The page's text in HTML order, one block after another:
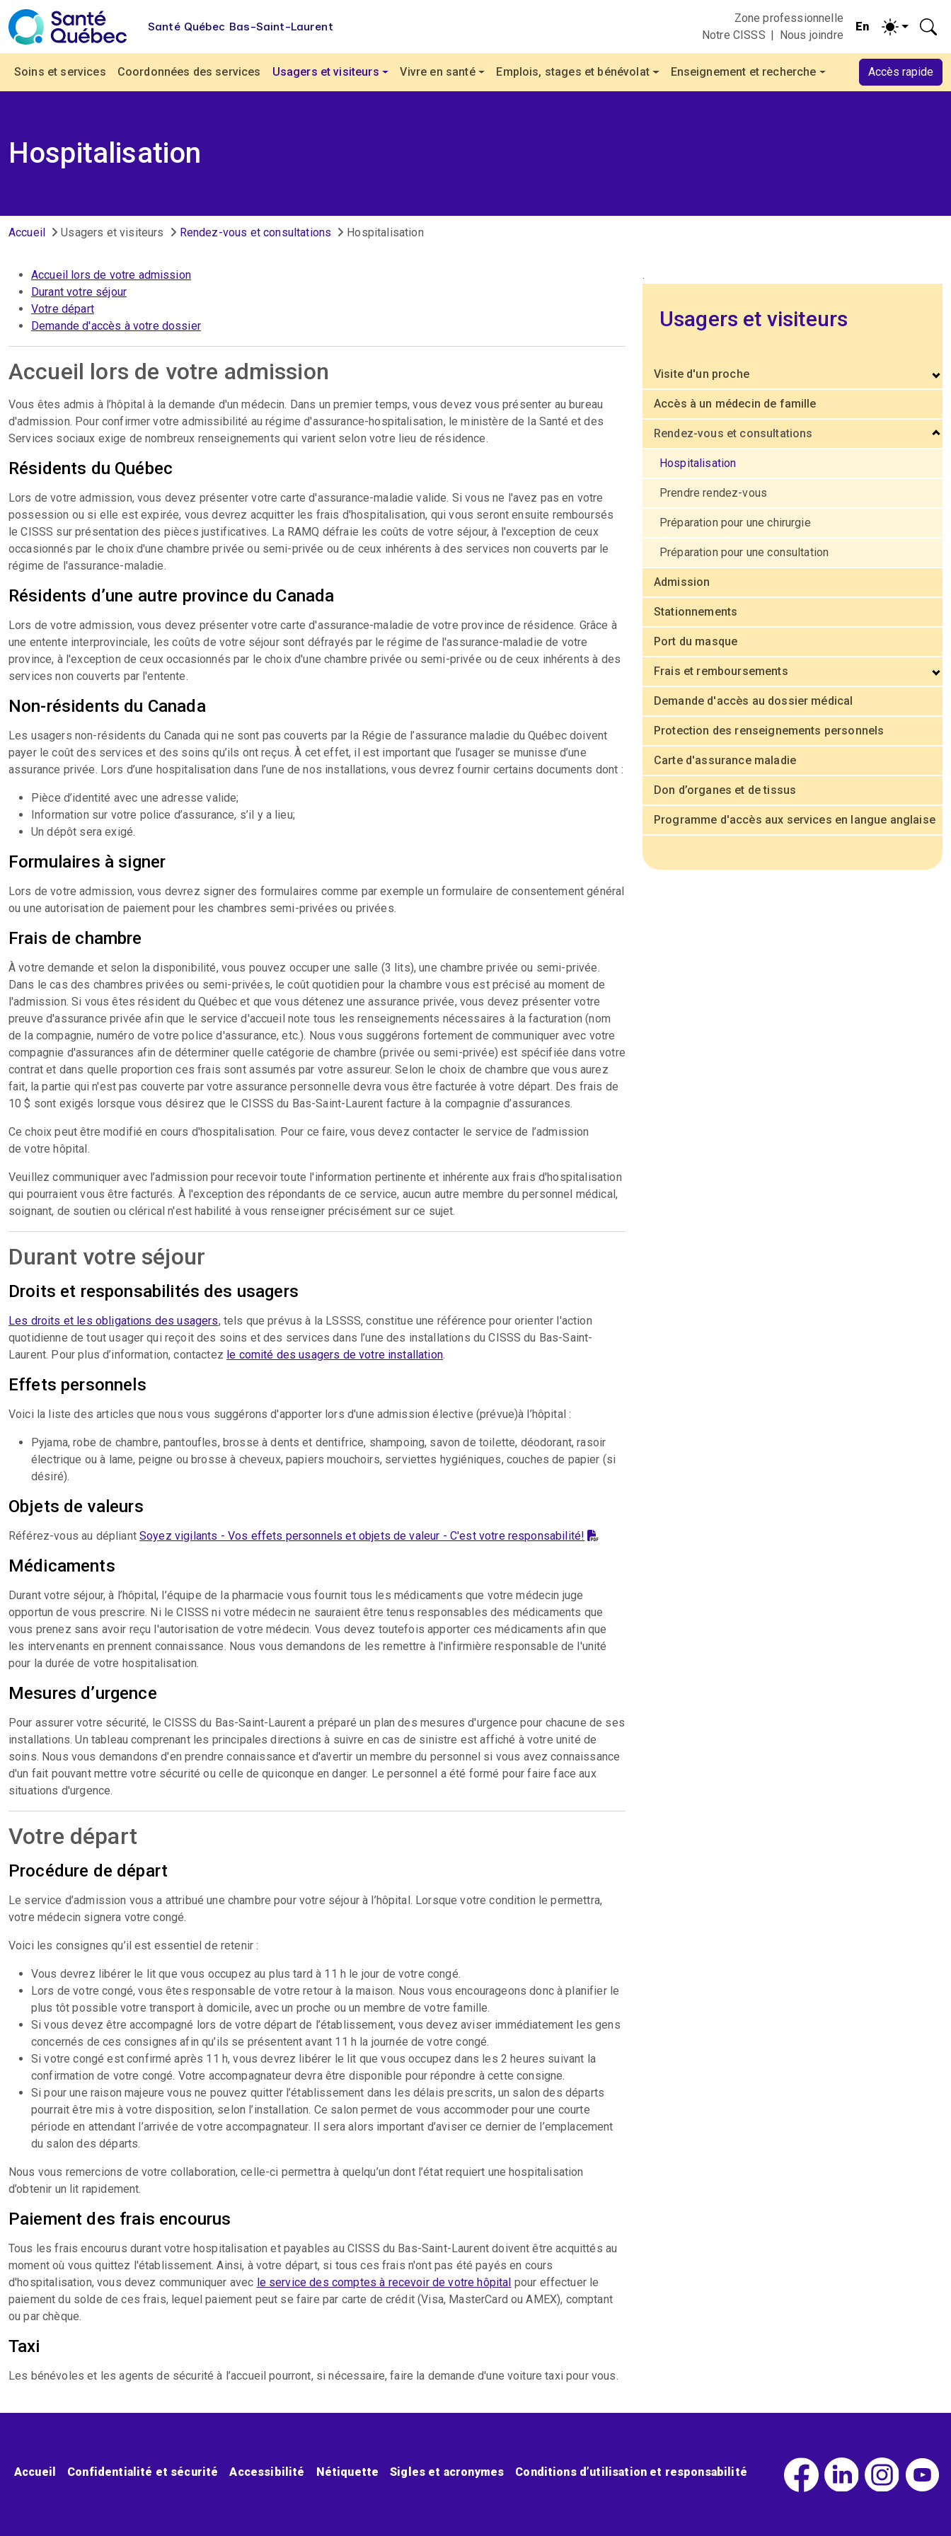
Aller au contenu principal
Santé Québec Bas-Saint-Laurent
Zone professionnelle
Notre CISSS
Nous joindre
Navigation principale
Soins et services Coordonnées des services Usagers et visiteurs Vivre en santé Emplois, stages et bénévolat Enseignement et recherche Accès rapide
Hospitalisation
Fil d'Ariane
Accueil Usagers et visiteurs Rendez-vous et consultations Hospitalisation
Accueil lors de votre admission
Durant votre séjour
Votre départ
Demande d'accès à votre dossier
Accueil lors de votre admission
Vous êtes admis à l’hôpital à la demande d'un médecin. Dans un premier temps, vous devez vous présenter au bureau
d'admission. Pour confirmer votre admissibilité au régime d'assurance-hospitalisation, le ministère de la Santé et des
Services sociaux exige de nombreux renseignements qui varient selon votre lieu de résidence.
Résidents du Québec
Lors de votre admission, vous devez présenter votre carte d'assurance-maladie valide. Si vous ne l'avez pas en votre
possession ou si elle est expirée, vous devrez acquitter les frais d'hospitalisation, qui vous seront ensuite remboursés
le CISSS sur présentation des pièces justificatives. La RAMQ défraie les coûts de votre séjour, à l'exception de ceux
occasionnés par le choix d'une chambre privée ou semi-privée ou de ceux inhérents à des services non couverts par le
régime de l'assurance-maladie.
Résidents d’une autre province du Canada
Lors de votre admission, vous devez présenter votre carte d'assurance-maladie de votre province de résidence. Grâce à
une entente interprovinciale, les coûts de votre séjour sont défrayés par le régime de l'assurance-maladie de votre
province, à l'exception de ceux occasionnés par le choix d'une chambre privée ou semi-privée ou de ceux inhérents à des
services non couverts par l'entente.
Non-résidents du Canada
Les usagers non-résidents du Canada qui ne sont pas couverts par la Régie de l’assurance maladie du Québec doivent
payer le coût des services et des soins qu’ils ont reçus. À cet effet, il est important que l’usager se munisse d’une
assurance privée. Lors d’une hospitalisation dans l’une de nos installations, vous devrez fournir certains documents dont :
Pièce d’identité avec une adresse valide;
Information sur votre police d’assurance, s’il y a lieu;
Un dépôt sera exigé.
Formulaires à signer
Lors de votre admission, vous devrez signer des formulaires comme par exemple un formulaire de consentement général
ou une autorisation de paiement pour les chambres semi-privées ou privées.
Frais de chambre
À votre demande et selon la disponibilité, vous pouvez occuper une salle (3 lits), une chambre privée ou semi-privée.
Dans le cas des chambres privées ou semi-privées, le coût quotidien pour la chambre vous est précisé au moment de
l'admission. Si vous êtes résident du Québec et que vous détenez une assurance privée, vous devez présenter votre
preuve d'assurance privée afin que le service d'accueil note tous les renseignements nécessaires à la facturation (nom
de la compagnie, numéro de votre police d'assurance, etc.). Nous vous suggérons fortement de communiquer avec votre
compagnie d'assurances afin de déterminer quelle catégorie de chambre (privée ou semi-privée) est spécifiée dans votre
contrat et dans quelle proportion ces frais sont assumés par votre assureur. Selon le choix de chambre que vous aurez
fait, la partie qui n'est pas couverte par votre assurance personnelle devra vous être facturée à votre départ. Des frais de
10 $ sont exigés lorsque vous désirez que le CISSS du Bas-Saint-Laurent facture à la compagnie d’assurances.
Ce choix peut être modifié en cours d'hospitalisation. Pour ce faire, vous devez contacter le service de l’admission
de votre hôpital.
Veuillez communiquer avec l’admission pour recevoir toute l'information pertinente et inhérente aux frais d'hospitalisation
qui pourraient vous être facturés. À l'exception des répondants de ce service, aucun autre membre du personnel médical,
soignant, de soutien ou clérical n'est habilité à vous renseigner précisément sur ce sujet.
Durant votre séjour
Droits et responsabilités des usagers
Les droits et les obligations des usagers, tels que prévus à la LSSSS, constitue une référence pour orienter l'action
quotidienne de tout usager qui reçoit des soins et des services dans l’une des installations du CISSS du Bas-Saint-
Laurent. Pour plus d’information, contactez le comité des usagers de votre installation.
Effets personnels
Voici la liste des articles que nous vous suggérons d'apporter lors d'une admission élective (prévue)à l’hôpital :
Pyjama, robe de chambre, pantoufles, brosse à dents et dentifrice, shampoing, savon de toilette, déodorant, rasoir
électrique ou à lame, peigne ou brosse à cheveux, papiers mouchoirs, serviettes hygiéniques, couches de papier (si
désiré).
Objets de valeurs
Référez-vous au dépliantSoyez vigilants - Vos effets personnels et objets de valeur - C'est votre responsabilité!
Médicaments
Durant votre séjour, à l’hôpital, l’équipe de la pharmacie vous fournit tous les médicaments que votre médecin juge
opportun de vous prescrire. Ni le CISSS ni votre médecin ne sauraient être tenus responsables des médicaments que
vous prenez sans avoir reçu l'autorisation de votre médecin. Vous devez toutefois apporter ces médicaments afin que
les intervenants en prennent connaissance. Nous vous demandons de les remettre à l'infirmière responsable de l'unité
pour la durée de votre hospitalisation.
Mesures d’urgence
Pour assurer votre sécurité, le CISSS du Bas-Saint-Laurent a préparé un plan des mesures d'urgence pour chacune de ses
installations. Un tableau comprenant les principales directions à suivre en cas de sinistre est affiché à votre unité de
soins. Nous vous demandons d'en prendre connaissance et d'avertir un membre du personnel si vous avez connaissance
d'un fait pouvant mettre votre sécurité ou celle de quiconque en danger. Le personnel a été formé pour faire face aux
situations d'urgence.
Votre départ
Procédure de départ
Le service d’admission vous a attribué une chambre pour votre séjour à l’hôpital. Lorsque votre condition le permettra,
votre médecin signera votre congé.
Voici les consignes qu’il est essentiel de retenir :
Vous devrez libérer le lit que vous occupez au plus tard à 11 h le jour de votre congé.
Lors de votre congé, vous êtes responsable de votre retour à la maison. Nous vous encourageons donc à planifier le
plus tôt possible votre transport à domicile, avec un proche ou un membre de votre famille.
Si vous devez être accompagné lors de votre départ de l’établissement, vous devez aviser immédiatement les gens
concernés de ces consignes afin qu’ils se présentent avant 11 h la journée de votre congé.
Si votre congé est confirmé après 11 h, vous devrez libérer le lit que vous occupez dans les 2 heures suivant la
confirmation de votre congé. Votre accompagnateur devra être disponible pour répondre à cette consigne.
Si pour une raison majeure vous ne pouvez quitter l’établissement dans les délais prescrits, un salon des départs
pourrait être mis à votre disposition, selon l’installation. Ce salon permet de vous accommoder pour une courte
période en attendant l’arrivée de votre accompagnateur. Il sera alors important d’aviser ce dernier de l’emplacement
du salon des départs.
Nous vous remercions de votre collaboration, celle-ci permettra à quelqu’un dont l’état requiert une hospitalisation
d’obtenir un lit rapidement.
Paiement des frais encourus
Tous les frais encourus durant votre hospitalisation et payables au CISSS du Bas-Saint-Laurent doivent être acquittés au
moment où vous quittez l'établissement. Ainsi, à votre départ, si tous ces frais n'ont pas été payés en cours
d'hospitalisation, vous devez communiquer avec le service des comptes à recevoir de votre hôpital pour effectuer le
paiement du solde de ces frais, lequel paiement peut se faire par carte de crédit (Visa, MasterCard ou AMEX), comptant
ou par chèque.
Taxi
Les bénévoles et les agents de sécurité à l’accueil pourront, si nécessaire, faire la demande d'une voiture taxi pour vous.
.
Usagers et visiteurs
Visite d'un proche
Accès à un médecin de famille
Rendez-vous et consultations
Hospitalisation
Prendre rendez-vous
Préparation pour une chirurgie
Préparation pour une consultation
Admission
Stationnements
Port du masque
Frais et remboursements
Demande d'accès au dossier médical
Protection des renseignements personnels
Carte d'assurance maladie
Don d’organes et de tissus
Programme d'accès aux services en langue anglaise
Menu pied de page
Accueil Confidentialité et sécurité Accessibilité Nétiquette Sigles et acronymes Conditions d’utilisation et responsabilité